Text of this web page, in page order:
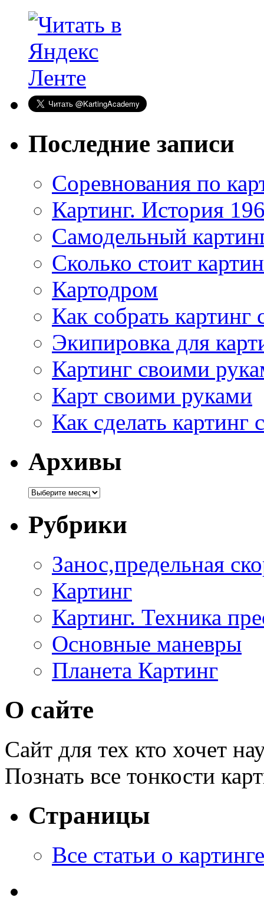
Последние записи
Соревнования по
Картинг. История
Самодельный
Сколько стоит
Картодром
Как собрать
Экипировка для
Картинг своими
Карт своими руками
Как сделать
Архивы
Рубрики
Занос,предельная
Картинг
Картинг. Техника
Основные маневры
Планета Картинг
О сайте
Сайт для тех кто хочет
Познать все тонкости
Страницы
Все статьи o картинге